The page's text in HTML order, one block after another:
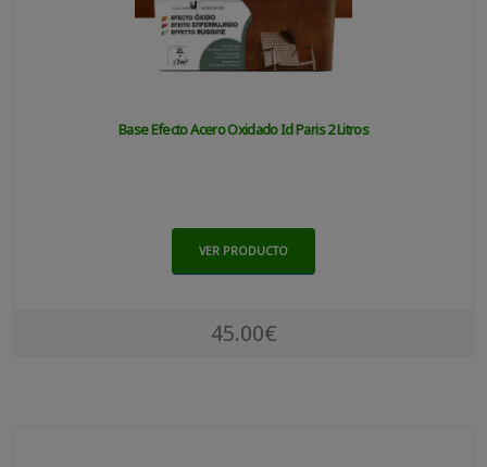
Base Efecto Acero Oxidado Id Paris 2 Litros
VER PRODUCTO
45.00€